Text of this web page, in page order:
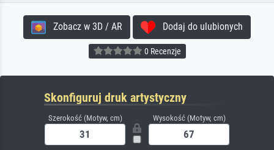
Zobacz w 3D / AR Dodaj do ulubionych
0 Recenzje
Skonfiguruj druk artystyczny
Szerokość (Motyw, cm) Wysokość (Motyw, cm)